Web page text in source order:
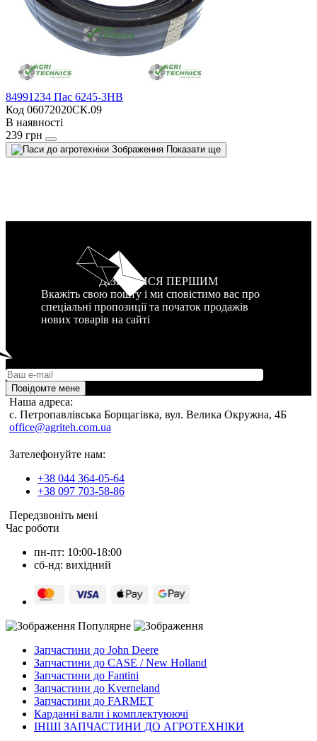
84991234 Пас 6245-3HB
Код 06072020СК.09
В наявності
239 грн
Показати ще
ДІЗНАТИСЯ ПЕРШИМ
Вкажіть свою пошту і ми сповістимо вас про
спеціальні пропозиції та початок продажів
нових товарів на сайті
Повідомте мене
Наша адреса:
c. Петропавлівська Борщагівка, вул. Велика Окружна, 4Б
office@agriteh.com.ua
Зателефонуйте нам:
+38 044 364-05-64
+38 097 703-58-86
Передзвоніть мені
Час роботи
пн-пт: 10:00-18:00
сб-нд: вихідний
Популярне
Запчастини до John Deere
Запчастини до CASE / New Holland
Запчастини до Fantini
Запчастини до Kverneland
Запчастини до FARMET
Карданні вали і комплектуюючі
ІНШІ ЗАПЧАСТИНИ ДО АГРОТЕХНІКИ